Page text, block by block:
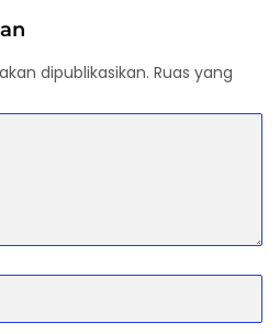
dipublikasikan. Ruas yang